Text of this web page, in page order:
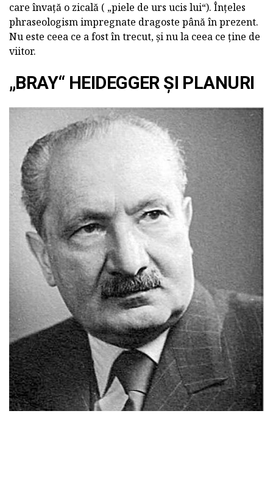
care învață o zicală ( „piele de urs ucis lui“). Înțeles
phraseologism impregnate dragoste până în prezent.
Nu este ceea ce a fost în trecut, și nu la ceea ce ține de
viitor.
„BRAY“ HEIDEGGER ȘI PLANURI